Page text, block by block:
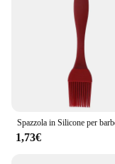
1,73€